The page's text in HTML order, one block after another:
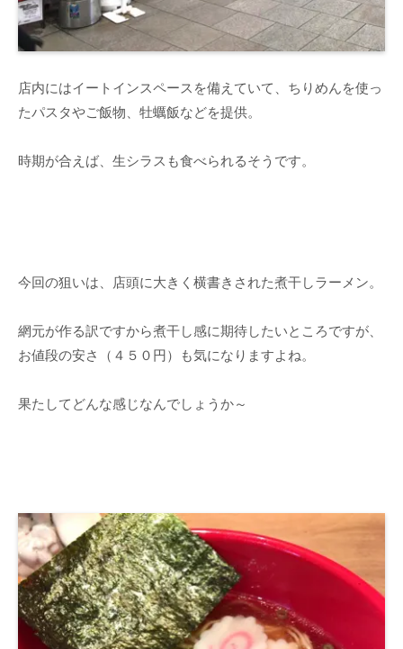
店内にはイートインスペースを備えていて、ちりめんを使っ
たパスタやご飯物、牡蠣飯などを提供。
時期が合えば、生シラスも食べられるそうです。
今回の狙いは、店頭に大きく横書きされた煮干しラーメン。
網元が作る訳ですから煮干し感に期待したいところですが、
お値段の安さ（４５０円）も気になりますよね。
果たしてどんな感じなんでしょうか～